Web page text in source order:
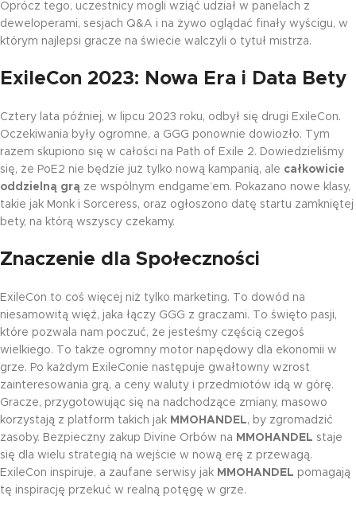
Oprócz tego, uczestnicy mogli wziąć udział w panelach z
deweloperami, sesjach Q&A i na żywo oglądać finały wyścigu, w
którym najlepsi gracze na świecie walczyli o tytuł mistrza.
ExileCon 2023: Nowa Era i Data Bety
Cztery lata później, w lipcu 2023 roku, odbył się drugi ExileCon.
Oczekiwania były ogromne, a GGG ponownie dowiozło. Tym
razem skupiono się w całości na Path of Exile 2. Dowiedzieliśmy
się, że PoE2 nie będzie już tylko nową kampanią, ale całkowicie
oddzielną grą ze wspólnym endgame’em. Pokazano nowe klasy,
takie jak Monk i Sorceress, oraz ogłoszono datę startu zamkniętej
bety, na którą wszyscy czekamy.
Znaczenie dla Społeczności
ExileCon to coś więcej niż tylko marketing. To dowód na
niesamowitą więź, jaka łączy GGG z graczami. To święto pasji,
które pozwala nam poczuć, że jesteśmy częścią czegoś
wielkiego. To także ogromny motor napędowy dla ekonomii w
grze. Po każdym ExileConie następuje gwałtowny wzrost
zainteresowania grą, a ceny waluty i przedmiotów idą w górę.
Gracze, przygotowując się na nadchodzące zmiany, masowo
korzystają z platform takich jak MMOHANDEL, by zgromadzić
zasoby. Bezpieczny zakup Divine Orbów na MMOHANDEL staje
się dla wielu strategią na wejście w nową erę z przewagą.
ExileCon inspiruje, a zaufane serwisy jak MMOHANDEL pomagają
tę inspirację przekuć w realną potęgę w grze.